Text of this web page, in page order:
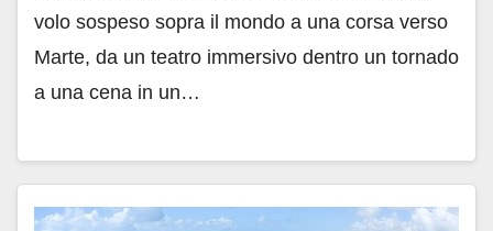
volo sospeso sopra il mondo a una corsa verso
Marte, da un teatro immersivo dentro un tornado
a una cena in un…